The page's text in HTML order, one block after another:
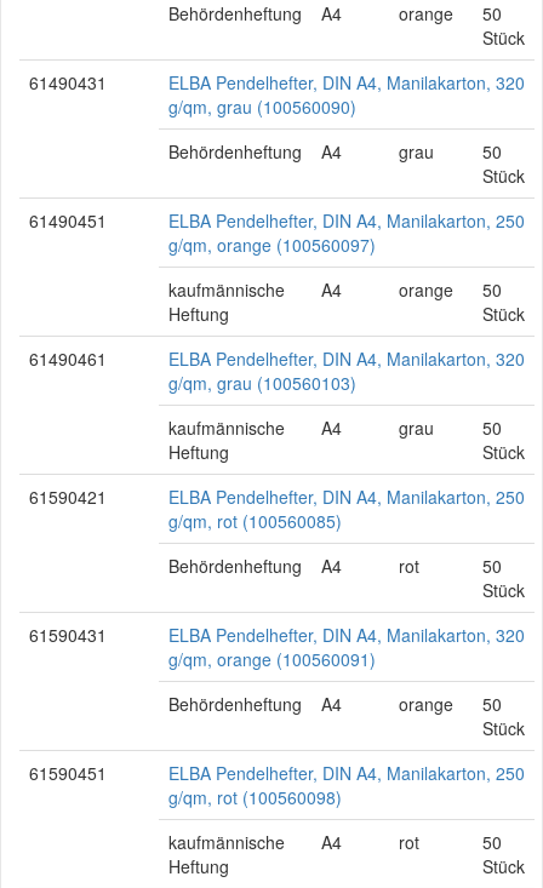
Behördenheftung
A4 orange
50
Stück
61490431
ELBA Pendelhefter, DIN A4, Manilakarton, 320
g/qm, grau (100560090)
Behördenheftung
A4 grau
50
Stück
61490451
ELBA Pendelhefter, DIN A4, Manilakarton, 250
g/qm, orange (100560097)
kaufmännische
Heftung
A4 orange
50
Stück
61490461
ELBA Pendelhefter, DIN A4, Manilakarton, 320
g/qm, grau (100560103)
kaufmännische
Heftung
A4 grau
50
Stück
61590421
ELBA Pendelhefter, DIN A4, Manilakarton, 250
g/qm, rot (100560085)
Behördenheftung
A4 rot
50
Stück
61590431
ELBA Pendelhefter, DIN A4, Manilakarton, 320
g/qm, orange (100560091)
Behördenheftung
A4 orange
50
Stück
61590451
ELBA Pendelhefter, DIN A4, Manilakarton, 250
g/qm, rot (100560098)
kaufmännische
Heftung
A4 rot
50
Stück